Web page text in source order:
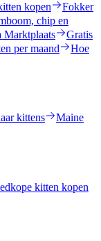
kopen
Fokker
chip en
Marktplaats
Gratis
per maand
Hoe
kittens
Maine
kitten kopen